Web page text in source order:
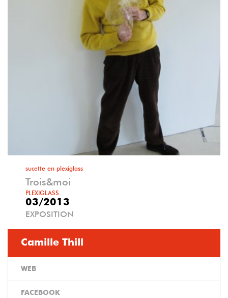
sucette en plexiglass
Trois&moi
PLEXIGLASS
03/2013
EXPOSITION
Camille Thill
WEB
FACEBOOK